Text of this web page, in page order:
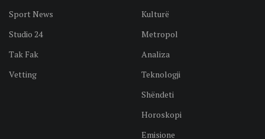
Sport News
Studio 24
Tak Fak
Vetting
Kulturë
Metropol
Analiza
Teknologji
Shëndeti
Horoskopi
Emisione